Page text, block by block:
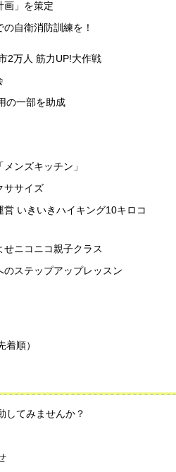
画」を策定
自衛消防訓練を！
2万人 筋力UP!大作戦
の一部を助成
ンズキッチン」
ササイズ
営 いきいきハイキング10キロコ
せニコニコ親子クラス
のステップアップレッスン
着順）
してみませんか？